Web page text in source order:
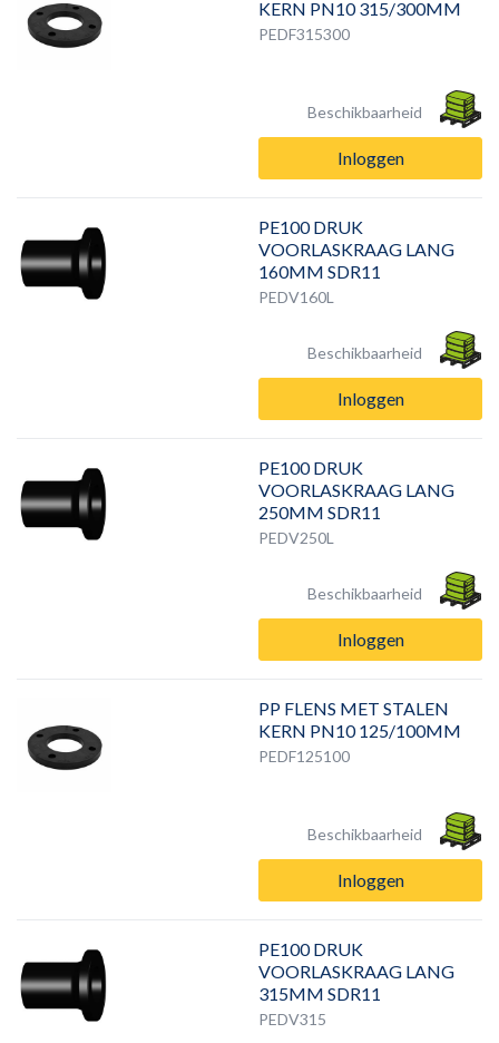
KERN PN10 315/300MM
PEDF315300
Beschikbaarheid
Inloggen
PE100 DRUK
VOORLASKRAAG LANG
160MM SDR11
PEDV160L
Beschikbaarheid
Inloggen
PE100 DRUK
VOORLASKRAAG LANG
250MM SDR11
PEDV250L
Beschikbaarheid
Inloggen
PP FLENS MET STALEN
KERN PN10 125/100MM
PEDF125100
Beschikbaarheid
Inloggen
PE100 DRUK
VOORLASKRAAG LANG
315MM SDR11
PEDV315